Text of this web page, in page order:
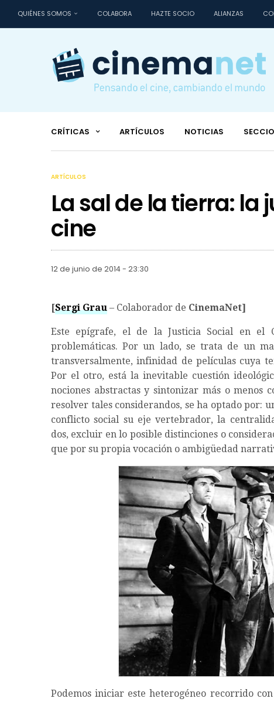
QUIÉNES SOMOS COLABORA HAZTE SOCIO ALIANZAS
CRÍTICAS ARTÍCULOS NOTICIAS
ARTÍCULOS
La sal de la tierra: la
cine
12 de junio de 2014 - 23:30
[Sergi Grau – Colaborador de CinemaNet]
Este epígrafe, el de la Justicia Social en el
problemáticas. Por un lado, se trata de un
transversalmente, infinidad de películas cuya
Por el otro, está la inevitable cuestión
nociones abstractas y sintonizar más o menos
resolver tales considerandos, se ha optado por:
conflicto social su eje vertebrador, la
dos, excluir en lo posible distinciones o
que por su propia vocación o ambigüedad
Podemos iniciar este heterogéneo recorrido